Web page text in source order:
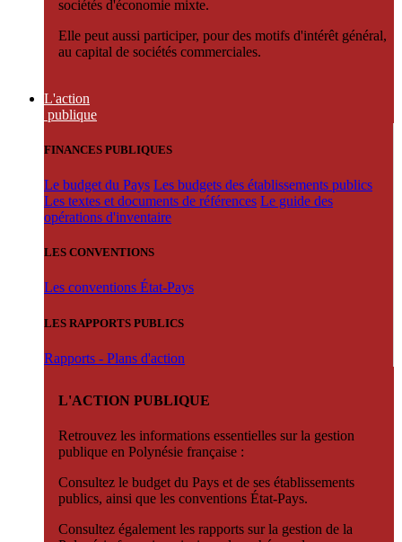
sociétés d'économie mixte.
Elle peut aussi participer, pour des motifs d'intérêt général,
au capital de sociétés commerciales.
L'action
publique
FINANCES PUBLIQUES
Le budget du Pays Les budgets des établissements publics
Les textes et documents de références Le guide des
opérations d'inventaire
LES CONVENTIONS
Les conventions État-Pays
LES RAPPORTS PUBLICS
Rapports - Plans d'action
L'ACTION PUBLIQUE
Retrouvez les informations essentielles sur la gestion
publique en Polynésie française :
Consultez le budget du Pays et de ses établissements
publics, ainsi que les conventions État-Pays.
Consultez également les rapports sur la gestion de la